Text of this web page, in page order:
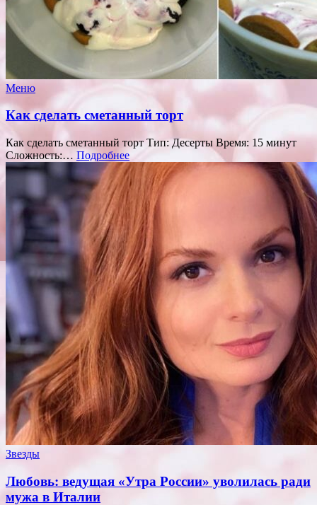
Меню
Как сделать сметанный торт
Как сделать сметанный торт Тип: Десерты Время: 15 минут
Сложность:… Подробнее
Звезды
Любовь: ведущая «Утра России» уволилась ради
мужа в Италии